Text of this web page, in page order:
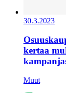
30.3.2023
kertaa
Muut